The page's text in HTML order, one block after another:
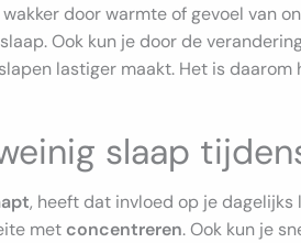
door warmte of gevoel van
Ook kun je door de
lastiger maakt. Het is
slaap
, heeft dat invloed op je dagelijks
met concentreren. Ook kun je